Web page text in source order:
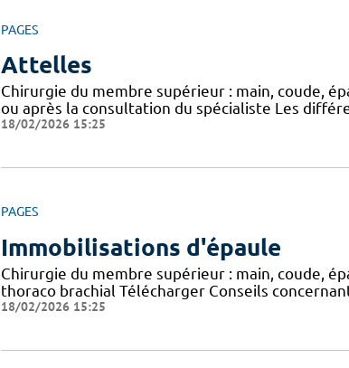
PAGES
Attelles
Chirurgie du membre supérieur : main, coude,
ou après la consultation du spécialiste Les
18/02/2026 15:25
PAGES
Immobilisations d'épaule
Chirurgie du membre supérieur : main, coude,
thoraco brachial Télécharger Conseils
18/02/2026 15:25